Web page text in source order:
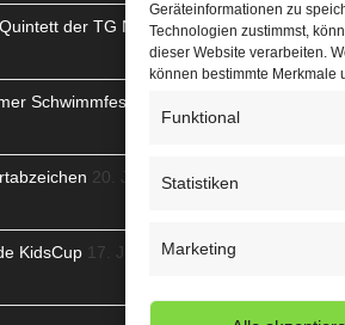
Geräteinformationen zu
Technologien zustimmst,
dieser Website verarbeiten.
können bestimmte
Funktional
Statistiken
Marketing
der TG Neuss
Schwimmfest in
20. Juli
KidsCup 17. Juli
Höffner Run
Schnuppertag
Terminkalender
Nikolaus-
Capoeira Camp